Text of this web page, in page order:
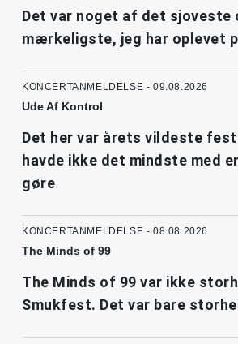
Det var noget af det sjoveste
mærkeligste, jeg har oplevet
KONCERTANMELDELSE - 09.08.2026
Ude Af Kontrol
Det her var årets vildeste fest
havde ikke det mindste med
gøre
KONCERTANMELDELSE - 08.08.2026
The Minds of 99
The Minds of 99 var ikke
Smukfest. Det var bare